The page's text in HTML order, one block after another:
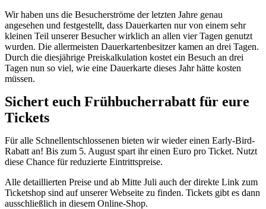
Wir haben uns die Besucherströme der letzten Jahre genau
angesehen und festgestellt, dass Dauerkarten nur von einem sehr
kleinen Teil unserer Besucher wirklich an allen vier Tagen genutzt
wurden. Die allermeisten Dauerkartenbesitzer kamen an drei Tagen.
Durch die diesjährige Preiskalkulation kostet ein Besuch an drei
Tagen nun so viel, wie eine Dauerkarte dieses Jahr hätte kosten
müssen.
Sichert euch Frühbucherrabatt für eure
Tickets
Für alle Schnellentschlossenen bieten wir wieder einen Early-Bird-
Rabatt an! Bis zum 5. August spart ihr einen Euro pro Ticket. Nutzt
diese Chance für reduzierte Eintrittspreise.
Alle detaillierten Preise und ab Mitte Juli auch der direkte Link zum
Ticketshop sind auf unserer Webseite zu finden. Tickets gibt es dann
ausschließlich in diesem Online-Shop.